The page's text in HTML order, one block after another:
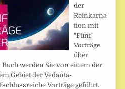
der
Reinkarna
tion mit
"Fünf
Vorträge
über
werden Sie von einem der
Gebiet der Vedanta-
Vorträge geführt.